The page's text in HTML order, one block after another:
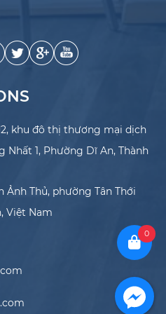
khu đô thị thương mại dịch
Nhất 1, Phường Dĩ An, Thành
Ảnh Thủ, phường Tân Thới
Việt Nam
0